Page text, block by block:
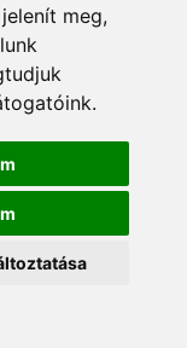
meg,
8362| www.florion.hu